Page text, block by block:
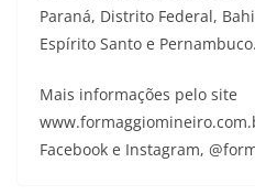
Paraná, Distrito Federal,
Espírito Santo e Pernambuco.
Mais informações pelo site
Facebook e Instagram,